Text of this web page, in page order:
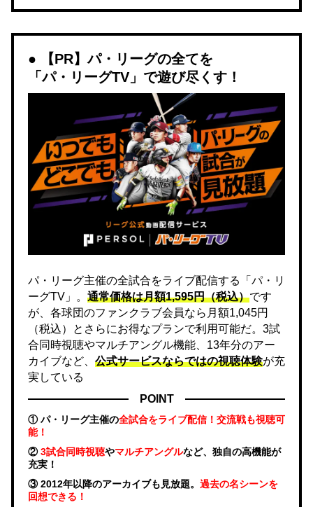
【PR】パ・リーグの全てを
「パ・リーグTV」で遊び尽くす！
パ・リーグ主催の全試合をライブ配信する「パ・リ
ーグTV」。 通常価格は月額1,595円（税込）です
が、各球団のファンクラブ会員なら月額1,045円
（税込）とさらにお得なプランで利用可能だ。3試
合同時視聴やマルチアングル機能、13年分のアー
カイブなど、 公式サービスならではの視聴体験が充
実している
POINT
① パ・リーグ主催の全試合をライブ配信！交流戦も視聴可
能！
②3試合同時視聴やマルチアングルなど、独自の高機能が
充実！
③ 2012年以降のアーカイブも見放題。 過去の名シーンを
回想できる！